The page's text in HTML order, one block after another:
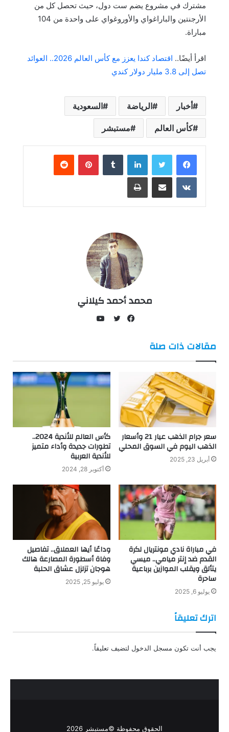
مشترك في مشروع يضم ست دول، حيث تحصل كل من
الأرجنتين والباراغواي والأوروغواي على واحدة من 104
مباراة.
اقرأ أيضًا..
اقتصاد كندا يعزز مع كأس العالم 2026.. العوائد
تصل إلى 3.8 مليار دولار كندي
أخبار الرياضة السعودية
كأس العالم مستبشر
لينكدإن بينتيريست
مشاركة عبر البريد طباعة
محمد أحمد كيلاني
مقالات ذات صلة
سعر جرام الذهب عيار 21 وأسعار
الذهب اليوم في السوق المحلي
أبريل 23, 2025
كأس العالم للأندية 2024..
تطورات جديدة وأداء متميز
للأندية العربية
أكتوبر 28, 2024
في مباراة نادي مونتريال لكرة
القدم ضد إنتر ميامي.. ميسي
يتألق ويقلب الموازين برباعية
ساحرة
يوليو 6, 2025
وداعًا أيها العملاق.. تفاصيل
وفاة أسطورة المصارعة هالك
هوجان تزلزل عشاق الحلبة
يوليو 25, 2025
اترك تعليقاً
يجب أنت تكون مسجل الدخول لتضيف تعليقاً.
الحقوق محفوظة ©مستبشر 2026